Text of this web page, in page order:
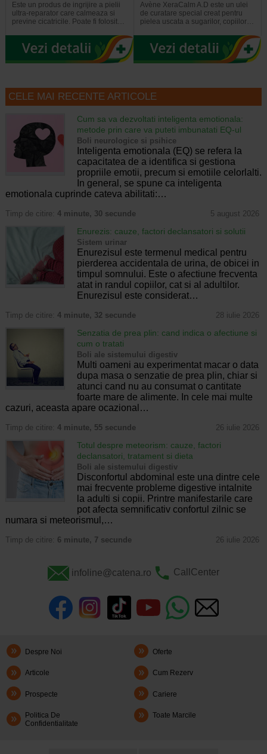
Este un produs de ingrijire a pielii
ultra-reparator care calmeaza si
previne cicatricile. Poate fi folosit…
Avène XeraCalm A.D este un ulei
de curatare special creat pentru
pielea uscata a sugarilor, copiilor…
CELE MAI RECENTE ARTICOLE
Cum sa va dezvoltati inteligenta emotionala:
metode prin care va puteti imbunatati EQ-ul
Boli neurologice si psihice
Inteligenta emotionala (EQ) se refera la
capacitatea de a identifica si gestiona
propriile emotii, precum si emotiile celorlalti.
In general, se spune ca inteligenta
emotionala cuprinde cateva abilitati:…
Timp de citire: 4 minute, 30 secunde 5 august 2026
Enurezis: cauze, factori declansatori si solutii
Sistem urinar
Enurezisul este termenul medical pentru
pierderea accidentala de urina, de obicei in
timpul somnului. Este o afectiune frecventa
atat in randul copiilor, cat si al adultilor.
Enurezisul este considerat…
Timp de citire: 4 minute, 32 secunde 28 iulie 2026
Senzatia de prea plin: cand indica o afectiune si
cum o tratati
Boli ale sistemului digestiv
Multi oameni au experimentat macar o data
dupa masa o senzatie de prea plin, chiar si
atunci cand nu au consumat o cantitate
foarte mare de alimente. In cele mai multe
cazuri, aceasta apare ocazional…
Timp de citire: 4 minute, 55 secunde 26 iulie 2026
Totul despre meteorism: cauze, factori
declansatori, tratament si dieta
Boli ale sistemului digestiv
Disconfortul abdominal este una dintre cele
mai frecvente probleme digestive intalnite
la adulti si copii. Printre manifestarile care
pot afecta semnificativ confortul zilnic se
numara si meteorismul,…
Timp de citire: 6 minute, 7 secunde 26 iulie 2026
infoline@catena.ro CallCenter
Despre Noi Oferte
Articole Cum Rezerv
Prospecte Cariere
Politica De
Confidentialitate
Toate Marcile